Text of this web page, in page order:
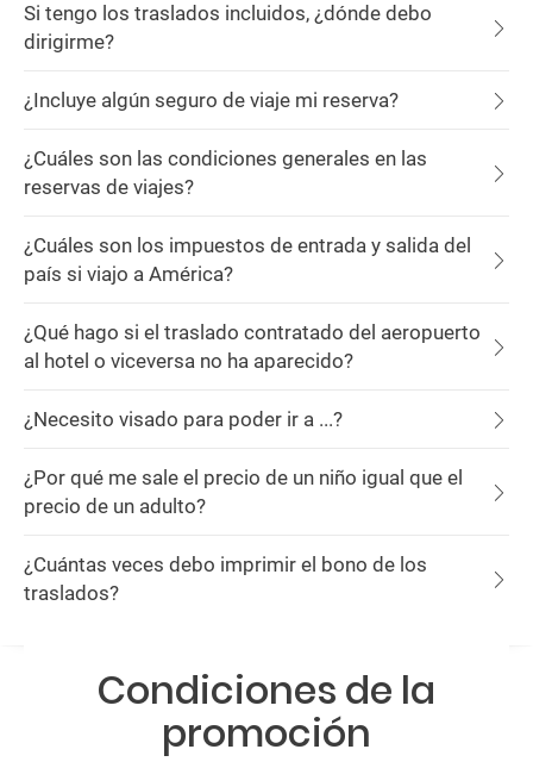
Si tengo los traslados incluidos, ¿dónde debo
dirigirme?
¿Incluye algún seguro de viaje mi reserva?
¿Cuáles son las condiciones generales en las
reservas de viajes?
¿Cuáles son los impuestos de entrada y salida del
país si viajo a América?
¿Qué hago si el traslado contratado del aeropuerto
al hotel o viceversa no ha aparecido?
¿Necesito visado para poder ir a ...?
¿Por qué me sale el precio de un niño igual que el
precio de un adulto?
¿Cuántas veces debo imprimir el bono de los
traslados?
Condiciones de la
promoción